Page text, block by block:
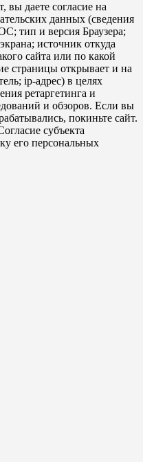
вы даете согласие на
данных (сведения
тип и версия Браузера;
источник откуда
сайта или по какой
страницы открывает и на
ip-адрес) в целях
ретаргетинга и
и обзоров. Если вы
покиньте сайт.
субъекта
его персональных